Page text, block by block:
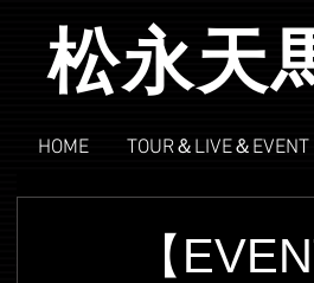
松永天
HOME TOUR＆LIVE＆EVENT
【